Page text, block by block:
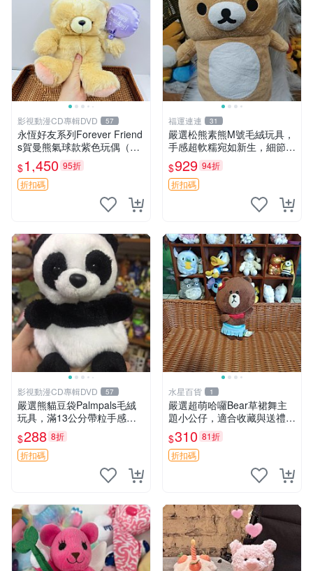
影視動漫CD專輯DVD 57
永恆好友系列Forever Friend
s賀曼熊氣球款紫色玩偶（鼻
子稍有磨損） 中古玩具 氣球
熊 玩偶
$1,450 95折
折扣碼
福運連連 31
嚴選松熊素熊M號毛絨玩具，
手感超軟糯宛如新生，細節精
緻完美無瑕，推薦送禮或珍
藏，中古狀態保養得宜。 松
熊 素熊 毛絨doll
$929 94折
折扣碼
影視動漫CD專輯DVD 57
嚴選熊貓豆袋Palmpals毛絨
玩具，滿13公分帶粒手感極
佳，電影主題周邊推薦 熊貓
Palmpals 毛絨玩具 豆袋 劇場
版周邊
$288 8折
折扣碼
水星百貨 1
嚴選超萌哈囉Bear草裙舞主
題小公仔，適合收藏與送禮 1
00 克 哈囉Bear 草裙舞
$310 81折
折扣碼